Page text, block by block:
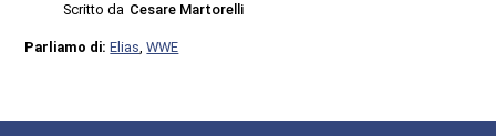
Scritto da Cesare Martorelli
Parliamo di:Elias,WWE